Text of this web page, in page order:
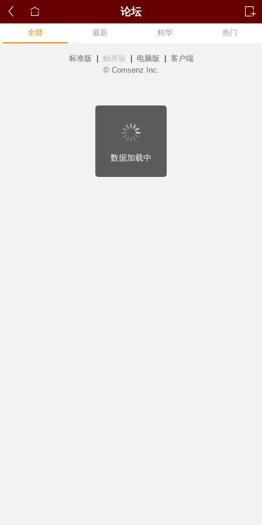
全部 最新 精华 热门
标准版 触屏版 电脑版
客户端
© Comsenz Inc.
论坛
数据加载中